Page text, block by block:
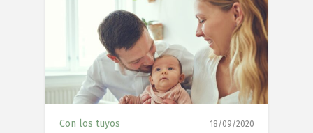
Con los tuyos 18/09/2020